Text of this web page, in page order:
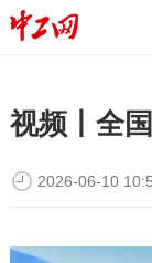
视频丨全
2026-06-10